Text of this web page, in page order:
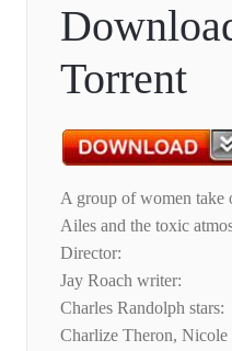
Torrent
A group of women take
Ailes and the toxic
Director:
Jay Roach writer:
Charles Randolph stars:
Charlize Theron,